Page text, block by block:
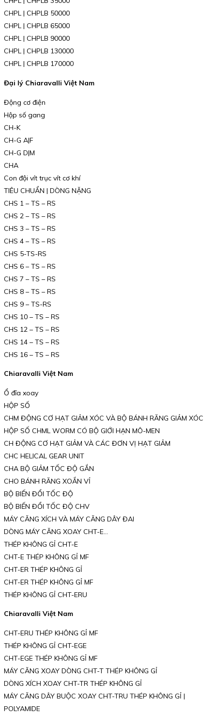
CHPL | CHPLB 50000
CHPL | CHPLB 65000
CHPL | CHPLB 90000
CHPL | CHPLB 130000
CHPL | CHPLB 170000
Đại lý Chiaravalli Việt Nam
Động cơ điện
Hộp số gang
CH-K
CH-G A|F
CH-G D|M
CHA
Con đội vít trục vít cơ khí
TIÊU CHUẨN | DÒNG NẶNG
CHS 1 – TS – RS
CHS 2 – TS – RS
CHS 3 – TS – RS
CHS 4 – TS – RS
CHS 5-TS-RS
CHS 6 – TS – RS
CHS 7 – TS – RS
CHS 8 – TS – RS
CHS 9 – TS-RS
CHS 10 – TS – RS
CHS 12 – TS – RS
CHS 14 – TS – RS
CHS 16 – TS – RS
Chiaravalli Việt Nam
Ổ đĩa xoay
HỘP SỐ
CHM ĐỘNG CƠ HẠT GIẢM XÓC VÀ BỘ BÁNH RĂNG GIẢM XÓC
HỘP SỐ CHML WORM CÓ BỘ GIỚI HẠN MÔ-MEN
CH ĐỘNG CƠ HẠT GIẢM VÀ CÁC ĐƠN VỊ HẠT GIẢM
CHC HELICAL GEAR UNIT
CHA BỘ GIẢM TỐC ĐỘ GẮN
CHO BÁNH RĂNG XOẮN VỈ
BỘ BIẾN ĐỔI TỐC ĐỘ
BỘ BIẾN ĐỔI TỐC ĐỘ CHV
MÁY CĂNG XÍCH VÀ MÁY CĂNG DÂY ĐAI
DÒNG MÁY CĂNG XOAY CHT-E…
THÉP KHÔNG GỈ CHT-E
CHT-E THÉP KHÔNG GỈ MF
CHT-ER THÉP KHÔNG GỈ
CHT-ER THÉP KHÔNG GỈ MF
THÉP KHÔNG GỈ CHT-ERU
Chiaravalli Việt Nam
CHT-ERU THÉP KHÔNG GỈ MF
THÉP KHÔNG GỈ CHT-EGE
CHT-EGE THÉP KHÔNG GỈ MF
MÁY CĂNG XOAY DÒNG CHT-T THÉP KHÔNG GỈ
DÒNG XÍCH XOAY CHT-TR THÉP KHÔNG GỈ
MÁY CĂNG DÂY BUỘC XOAY CHT-TRU THÉP KHÔNG GỈ |
POLYAMIDE